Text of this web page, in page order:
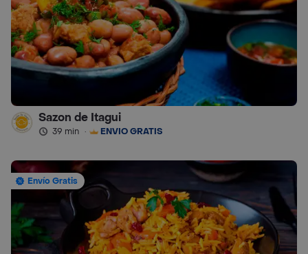
Sazon de Itagui
39 min · ENVÍO GRATIS
Envío Gratis